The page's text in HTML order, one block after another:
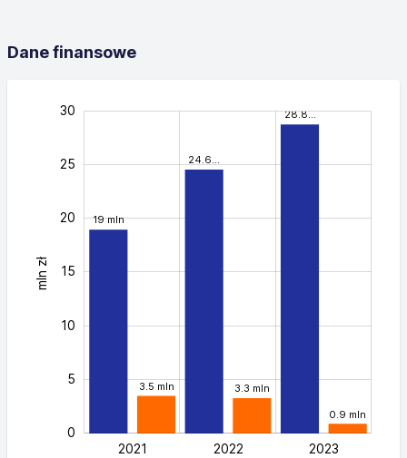
Dane finansowe
19 mln
24.6…
28.8…
3.5 mln 3.3 mln
0.9 mln
mln zł 20
0
5
10
15
20
25
30
L
2021 2022 2023